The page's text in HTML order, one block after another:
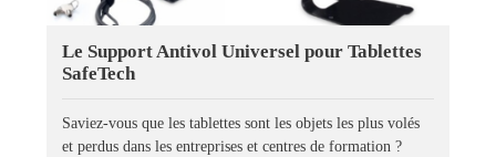
Le Support Antivol Universel pour Tablettes
SafeTech
Saviez-vous que les tablettes sont les objets les plus volés
et perdus dans les entreprises et centres de formation ?